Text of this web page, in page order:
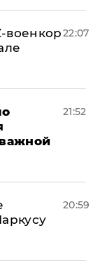
военкор22:07
21:52
20:59